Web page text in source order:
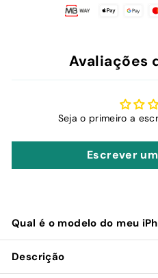
Avaliações
Seja o primeiro a
Escrever
Qual é o modelo do meu
Descrição